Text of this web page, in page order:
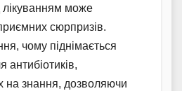
лікуванням може
сюрпризів.
чому піднімається
антибіотиків,
на знання, дозволяючи